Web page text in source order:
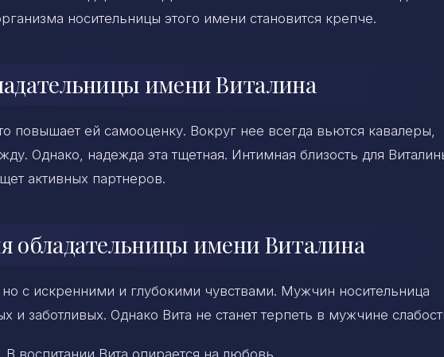
носительницы этого имени становится крепче.
имени Виталина
повышает ей самооценку. Вокруг нее всегда вьются кавалеры,
Однако, надежда эта тщетная. Интимная близость для
активных партнеров.
обладательницы имени Виталина
с искренними и глубокими чувствами. Мужчин носительница
и заботливых. Однако Вита не станет терпеть в мужчине